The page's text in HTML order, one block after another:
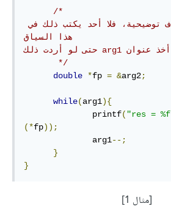
/*
هذا الاستخدام لأهداف توضيحية، فلا أحد يكتب ذلك في
هذا السياق
‪لا يمكن أخذ عنوان ‫arg1 حتى لو أردت ذلك
       */
double *fp = &arg2;
while(arg1){
              printf
( "res =
(*fp));
              arg1
--;
}
}
[مثال 1]